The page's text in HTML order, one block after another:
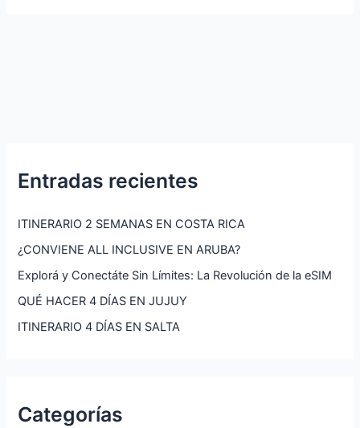
Entradas recientes
ITINERARIO 2 SEMANAS EN COSTA RICA
¿CONVIENE ALL INCLUSIVE EN ARUBA?
Explorá y Conectáte Sin Límites: La Revolución de la eSIM
QUÉ HACER 4 DÍAS EN JUJUY
ITINERARIO 4 DÍAS EN SALTA
Categorías